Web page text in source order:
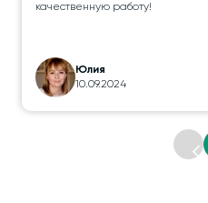
качественную работу!
Юлия
10.09.2024